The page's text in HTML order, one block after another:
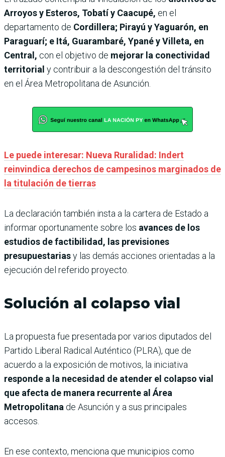
Arroyos y Esteros, Tobatí y Caacupé, en el
departamento de Cordillera; Pirayú y Yaguarón, en
Paraguarí; e Itá, Guarambaré, Ypané y Villeta, en
Central, con el objetivo de mejorar la conectividad
territorial y contribuir a la descongestión del tránsito
en el Área Metropolitana de Asunción.
Le puede interesar: Nueva Ruralidad: Indert
reinvindica derechos de campesinos marginados de
la titulación de tierras
La declaración también insta a la cartera de Estado a
informar oportunamente sobre los avances de los
estudios de factibilidad, las previsiones
presupuestariasy las demás acciones orientadas a la
ejecución del referido proyecto.
Solución al colapso vial
La propuesta fue presentada por varios diputados del
Partido Liberal Radical Auténtico (PLRA), que de
acuerdo a la exposición de motivos, la iniciativa
responde a la necesidad de atender el colapso vial
que afecta de manera recurrente al Área
Metropolitana de Asunción y a sus principales
accesos.
En ese contexto, menciona que municipios como